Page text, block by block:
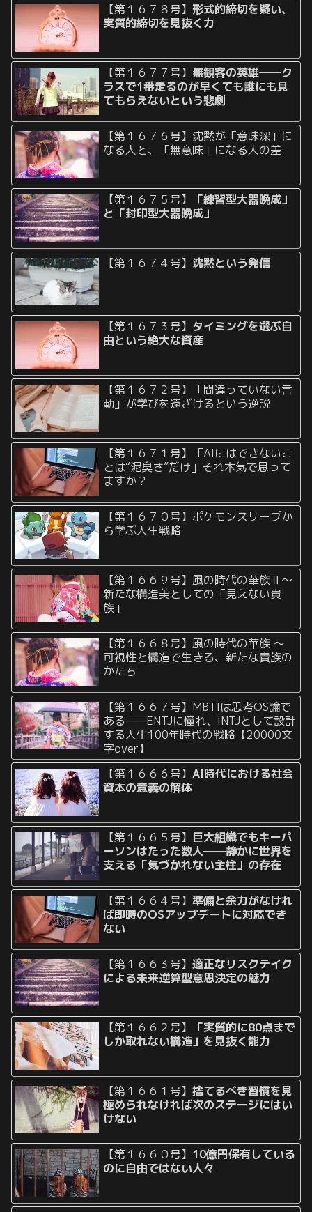
【第１６７８号】形式的締切を疑い、
実質的締切を見抜く力
【第１６７７号】 無観客の英雄──ク
ラスで1番走るのが早くても誰にも見
てもらえないという悲劇
【第１６７６号】沈黙が「意味深」に
なる人と、「無意味」になる人の差
【第１６７５号】
「練習型大器晩成」
と「封印型大器晩成」
【第１６７４号】 沈黙という発信
【第１６７３号】 タイミングを選ぶ自
由という絶大な資産
【第１６７２号】「間違っていない言
動」が学びを遠ざけるという逆説
【第１６７１号】「AIにはできないこ
とは“泥臭さ”だけ」それ本気で思って
ますか？
【第１６７０号】ポケモンスリープか
ら学ぶ人生戦略
【第１６６９号】風の時代の華族Ⅱ〜
新たな構造美としての「見えない貴
族」
【第１６６８号】風の時代の華族 〜
可視性と構造で生きる、新たな貴族の
かたち
【第１６６７号】MBTIは思考OS論で
ある——ENTJに憧れ、INTJとして設計
する人生100年時代の戦略【20000文
字over】
【第１６６６号】AI時代における社会
資本の意義の解体
【第１６６５号】 巨大組織でもキーパ
ーソンはたった数人──静かに世界を
支える「気づかれない主柱」の存在
【第１６６４号】準備と余力がなけれ
ば即時のOSアップデートに対応でき
ない
【第１６６３号】適正なリスクテイク
による未来逆算型意思決定の魅力
【第１６６２号】
「実質的に80点まで
しか取れない構造」を見抜く能力
【第１６６１号】捨てるべき習慣を見
極められなければ次のステージにはい
けない
【第１６６０号】 10億円保有している
のに自由ではない人々